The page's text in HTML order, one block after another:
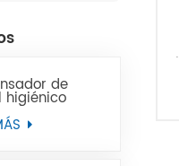
de
higiénico
de acero
para